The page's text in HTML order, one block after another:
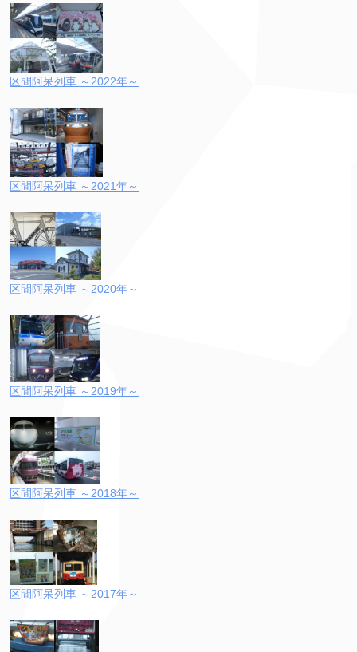
区間阿呆列車 ～2022年～
区間阿呆列車 ～2021年～
区間阿呆列車 ～2020年～
区間阿呆列車 ～2019年～
区間阿呆列車 ～2018年～
区間阿呆列車 ～2017年～